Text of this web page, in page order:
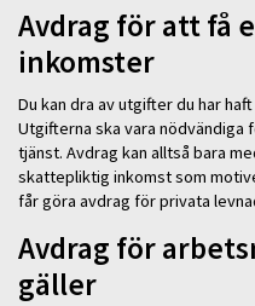
Avdrag för att få
inkomster
Du kan dra av utgifter du har
Utgifterna ska vara
tjänst. Avdrag kan alltså bara
skattepliktig inkomst som
får göra avdrag för privata
Avdrag för
gäller